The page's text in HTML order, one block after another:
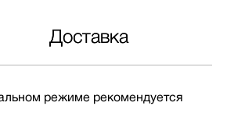
Доставка
режиме рекомендуется